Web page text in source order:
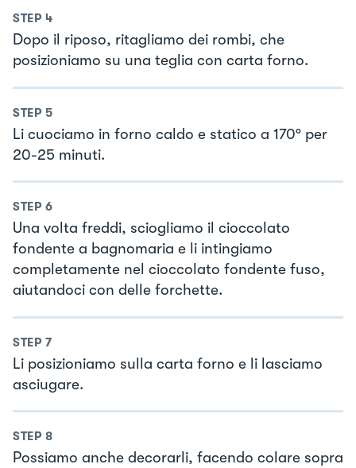
STEP 4
Dopo il riposo, ritagliamo dei rombi, che
posizioniamo su una teglia con carta forno.
STEP 5
Li cuociamo in forno caldo e statico a 170° per
20-25 minuti.
STEP 6
Una volta freddi, sciogliamo il cioccolato
fondente a bagnomaria e li intingiamo
completamente nel cioccolato fondente fuso,
aiutandoci con delle forchette.
STEP 7
Li posizioniamo sulla carta forno e li lasciamo
asciugare.
STEP 8
Possiamo anche decorarli, facendo colare sopra